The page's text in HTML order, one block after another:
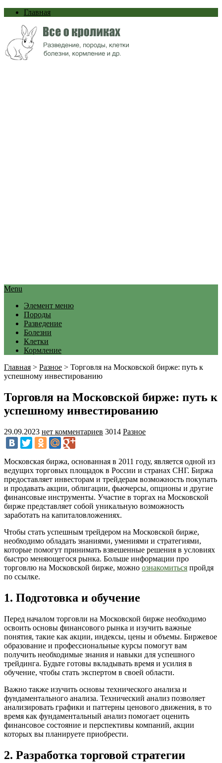
Главная
Menu
Элемент меню
Породы
Разведение
Болезни
Клетки
Кормление
Главная > Разное > Торговля на Московской бирже: путь к
успешному инвестированию
Торговля на Московской бирже: путь к
успешному инвестированию
29.09.2023 нет комментариев 3014 Разное
Московская биржа, основанная в 2011 году, является одной из
ведущих торговых площадок в России и странах СНГ. Биржа
предоставляет инвесторам и трейдерам возможность покупать
и продавать акции, облигации, фьючерсы, опционы и другие
финансовые инструменты. Участие в торгах на Московской
бирже представляет собой уникальную возможность
заработать на капиталовложениях.
Чтобы стать успешным трейдером на Московской бирже,
необходимо обладать знаниями, умениями и стратегиями,
которые помогут принимать взвешенные решения в условиях
быстро меняющегося рынка. Больше информации про
торговлю на Московской бирже, можно ознакомиться пройдя
по ссылке.
1. Подготовка и обучение
Перед началом торговли на Московской бирже необходимо
освоить основы финансового рынка и изучить важные
понятия, такие как акции, индексы, цены и объемы. Биржевое
образование и профессиональные курсы помогут вам
получить необходимые знания и навыки для успешного
трейдинга. Будьте готовы вкладывать время и усилия в
обучение, чтобы стать экспертом в своей области.
Важно также изучить основы технического анализа и
фундаментального анализа. Технический анализ позволяет
анализировать графики и паттерны ценового движения, в то
время как фундаментальный анализ помогает оценить
финансовое состояние и перспективы компаний, акции
которых вы планируете приобрести.
2. Разработка торговой стратегии